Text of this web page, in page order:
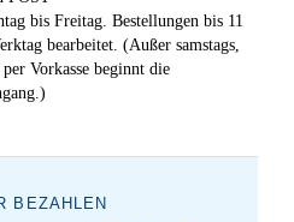
bis Freitag. Bestellungen bis 11
bearbeitet. (Außer samstags,
Vorkasse beginnt die
BEZAHLEN